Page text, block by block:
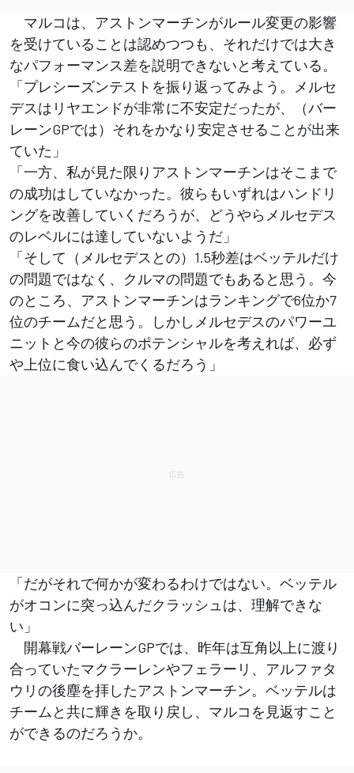
マルコは、アストンマーチンがルール変更の影響
を受けていることは認めつつも、それだけでは大き
なパフォーマンス差を説明できないと考えている。
「プレシーズンテストを振り返ってみよう。メルセ
デスはリヤエンドが非常に不安定だったが、（バー
レーンGPでは）それをかなり安定させることが出来
ていた」
「一方、私が見た限りアストンマーチンはそこまで
の成功はしていなかった。彼らもいずれはハンドリ
ングを改善していくだろうが、どうやらメルセデス
のレベルには達していないようだ」
「そして（メルセデスとの）1.5秒差はベッテルだけ
の問題ではなく、クルマの問題でもあると思う。今
のところ、アストンマーチンはランキングで6位か7
位のチームだと思う。しかしメルセデスのパワーユ
ニットと今の彼らのポテンシャルを考えれば、必ず
や上位に食い込んでくるだろう」
「だがそれで何かが変わるわけではない。ベッテル
がオコンに突っ込んだクラッシュは、理解できな
い」
開幕戦バーレーンGPでは、昨年は互角以上に渡り
合っていたマクラーレンやフェラーリ、アルファタ
ウリの後塵を拝したアストンマーチン。ベッテルは
チームと共に輝きを取り戻し、マルコを見返すこと
ができるのだろうか。